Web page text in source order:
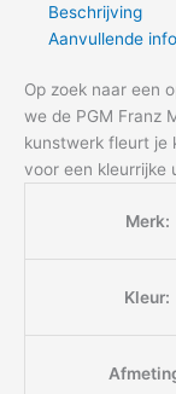
Beschrijving
Aanvullende
Op zoek naar een
we de PGM Franz
kunstwerk fleurt je
voor een kleurrijke
Merk:
Kleur: